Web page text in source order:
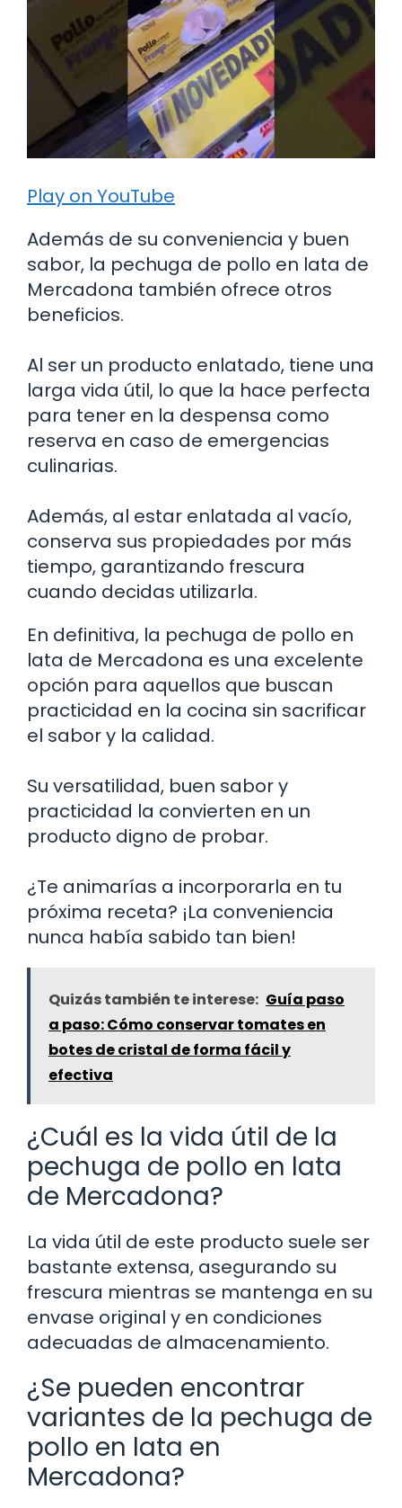
Play on YouTube
Además de su conveniencia y buen
sabor, la pechuga de pollo en lata de
Mercadona también ofrece otros
beneficios.
Al ser un producto enlatado, tiene una
larga vida útil, lo que la hace perfecta
para tener en la despensa como
reserva en caso de emergencias
culinarias.
Además, al estar enlatada al vacío,
conserva sus propiedades por más
tiempo, garantizando frescura
cuando decidas utilizarla.
En definitiva, la pechuga de pollo en
lata de Mercadona es una excelente
opción para aquellos que buscan
practicidad en la cocina sin sacrificar
el sabor y la calidad.
Su versatilidad, buen sabor y
practicidad la convierten en un
producto digno de probar.
¿Te animarías a incorporarla en tu
próxima receta? ¡La conveniencia
nunca había sabido tan bien!
Quizás también te interese: Guía paso
a paso: Cómo conservar tomates en
botes de cristal de forma fácil y
efectiva
¿Cuál es la vida útil de la
pechuga de pollo en lata
de Mercadona?
La vida útil de este producto suele ser
bastante extensa, asegurando su
frescura mientras se mantenga en su
envase original y en condiciones
adecuadas de almacenamiento.
¿Se pueden encontrar
variantes de la pechuga de
pollo en lata en
Mercadona?